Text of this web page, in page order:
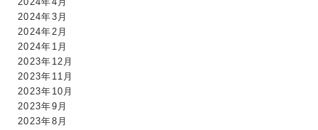
2024年3月
2024年2月
2024年1月
2023年12月
2023年11月
2023年10月
2023年9月
2023年8月